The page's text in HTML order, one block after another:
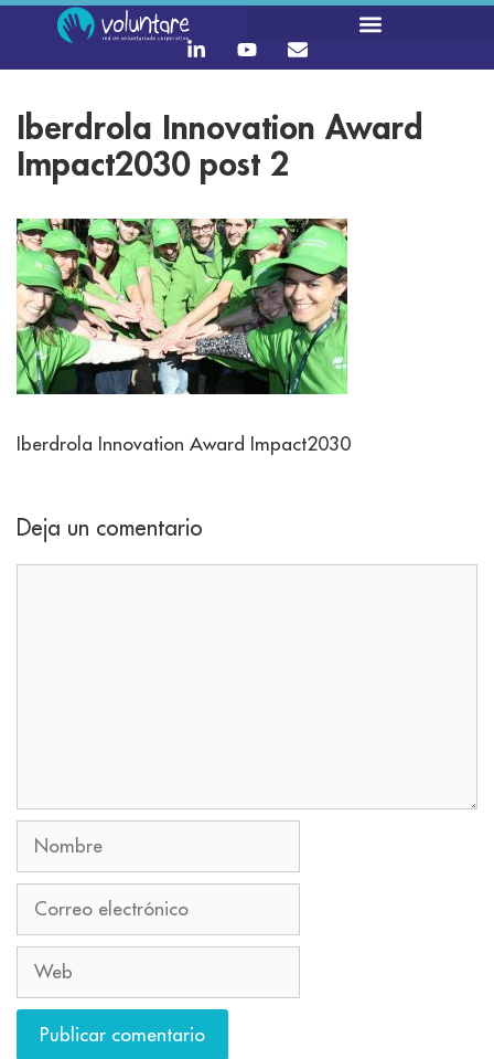
Iberdrola Innovation Award
Impact2030 post 2
Iberdrola Innovation Award Impact2030
Deja un comentario